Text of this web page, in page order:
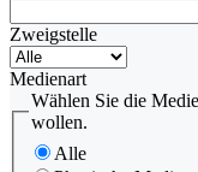
Zweigstelle
Medienart
Wählen Sie die
wollen.
Alle